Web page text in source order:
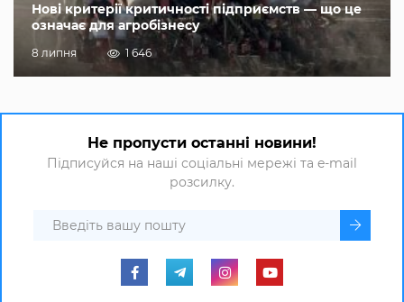
Нові критерії критичності підприємств — що це
означає для агробізнесу
8 липня 1 646
Не пропусти останні новини!
Підписуйся на наші соціальні мережі та e-mail
розсилку.